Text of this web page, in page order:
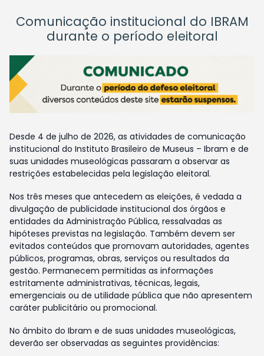
Comunicação institucional do IBRAM
durante o período eleitoral
Desde 4 de julho de 2026, as atividades de comunicação
institucional do Instituto Brasileiro de Museus – Ibram e de
suas unidades museológicas passaram a observar as
restrições estabelecidas pela legislação eleitoral.
Nos três meses que antecedem as eleições, é vedada a
divulgação de publicidade institucional dos órgãos e
entidades da Administração Pública, ressalvadas as
hipóteses previstas na legislação. Também devem ser
evitados conteúdos que promovam autoridades, agentes
públicos, programas, obras, serviços ou resultados da
gestão. Permanecem permitidas as informações
estritamente administrativas, técnicas, legais,
emergenciais ou de utilidade pública que não apresentem
caráter publicitário ou promocional.
No âmbito do Ibram e de suas unidades museológicas,
deverão ser observadas as seguintes providências: